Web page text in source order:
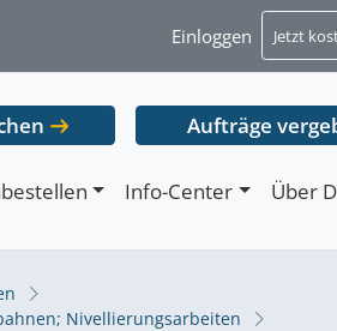
Einloggen Jetzt
Aufträge
Info-Center Über
Nivellierungsarbeiten